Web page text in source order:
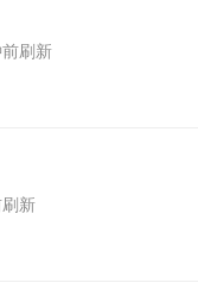
刷新
刷新